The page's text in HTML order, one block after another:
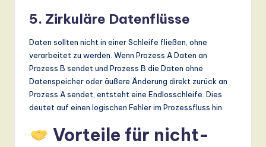
5. Zirkuläre Datenflüsse
Daten sollten nicht in einer Schleife fließen, ohne
verarbeitet zu werden. Wenn Prozess A Daten an
Prozess B sendet und Prozess B die Daten ohne
Datenspeicher oder äußere Änderung direkt zurück an
Prozess A sendet, entsteht eine Endlosschleife. Dies
deutet auf einen logischen Fehler im Prozessfluss hin.
Vorteile für nicht-